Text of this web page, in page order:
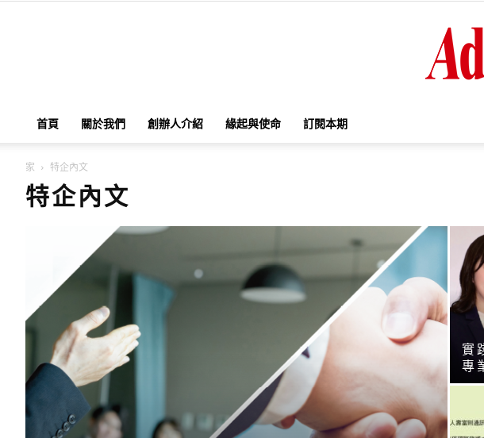
首頁 關於我們 創辦人介紹 緣起與使命 訂閱本期
家 特企內文
特企內文
實
專